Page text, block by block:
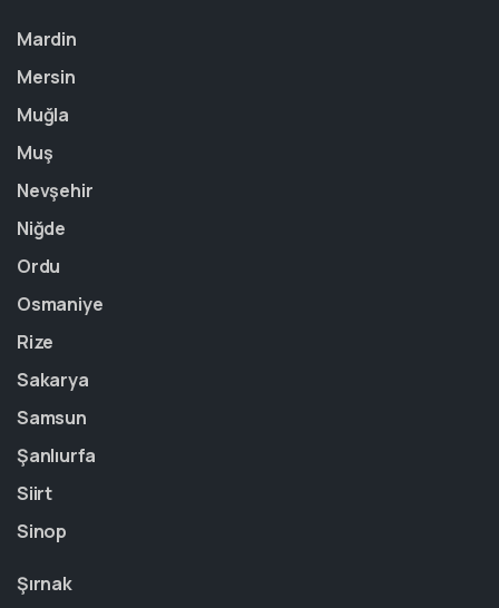
Mardin
Mersin
Muğla
Muş
Nevşehir
Niğde
Ordu
Osmaniye
Rize
Sakarya
Samsun
Şanlıurfa
Siirt
Sinop
Şırnak